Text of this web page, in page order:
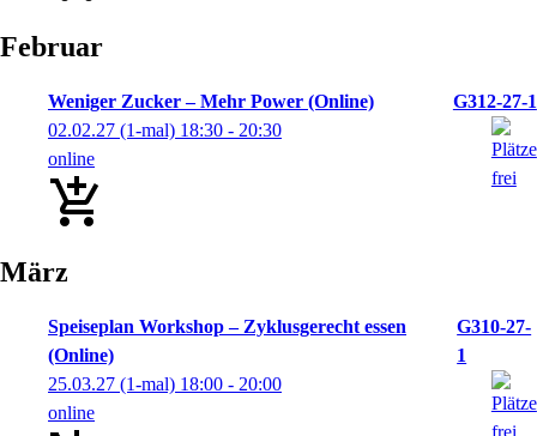
Februar
Weniger Zucker – Mehr Power (Online)
G312-27-1
02.02.27 (1-mal) 18:30 - 20:30
online
März
Speiseplan Workshop – Zyklusgerecht essen
(Online)
G310-27-
1
25.03.27 (1-mal) 18:00 - 20:00
online